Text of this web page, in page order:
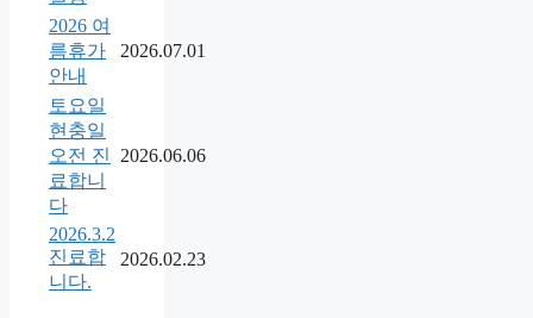
2026 여
름휴가
안내
2026.07.01
토요일
현충일
오전 진
료합니
다
2026.06.06
2026.3.2
진료합
니다.
2026.02.23